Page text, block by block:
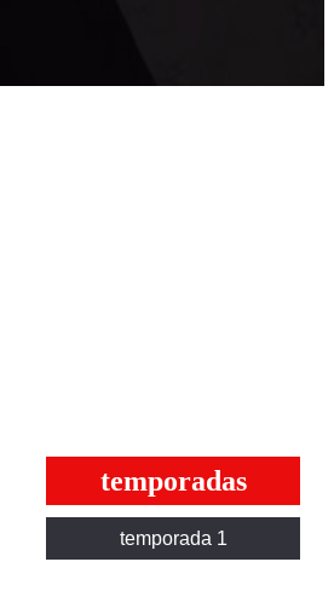
temporadas
temporada 1